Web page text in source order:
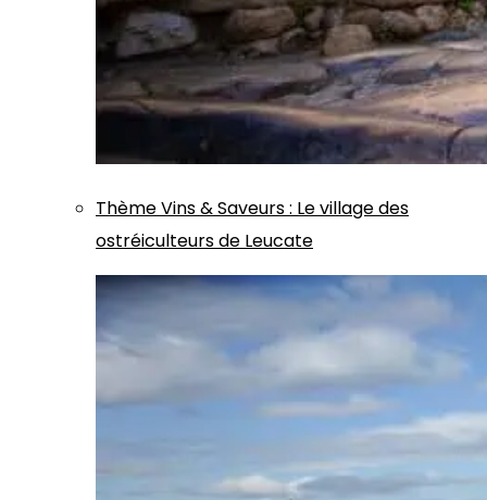
ThèmeVins & Saveurs: Le village des
ostréiculteurs de Leucate